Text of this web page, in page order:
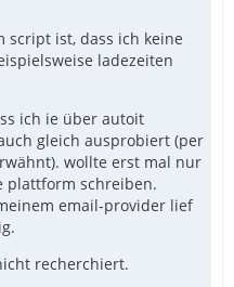
script ist, dass ich keine
ladezeiten
ich ie über autoit
gleich ausprobiert (per
wollte erst mal nur
plattform schreiben.
email-provider lief
recherchiert.